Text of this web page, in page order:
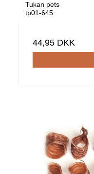
Tukan pets
tp01-645
44,95 DKK